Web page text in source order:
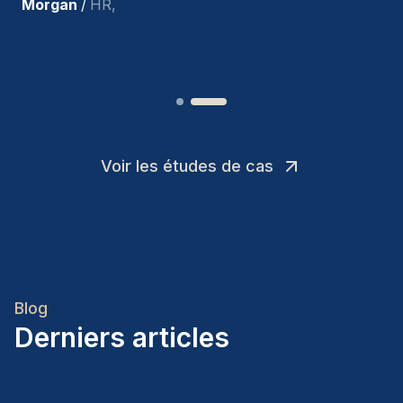
Voir les études de cas
Blog
Derniers articles